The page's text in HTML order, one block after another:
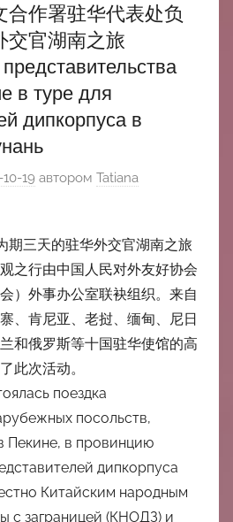
合作署驻华代表处负
交官湖南之旅
в туре для
дипкорпуса в
19 автором Tatiana
期三天的驻华外交官湖南之旅
之行由中国人民对外友好协会
）外事办公室联袂组织。来自
、肯尼亚、老挝、缅甸、尼日
和俄罗斯等十国驻华使馆的高
此次活动。
поездка
посольств,
Пекине, в провинцию
дипкорпуса
Китайским народным
с заграницей (КНОДЗ) и